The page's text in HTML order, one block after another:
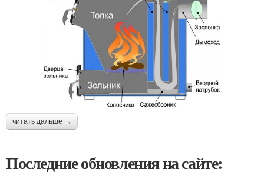
читать дальше →
Последние обновления на сайте: